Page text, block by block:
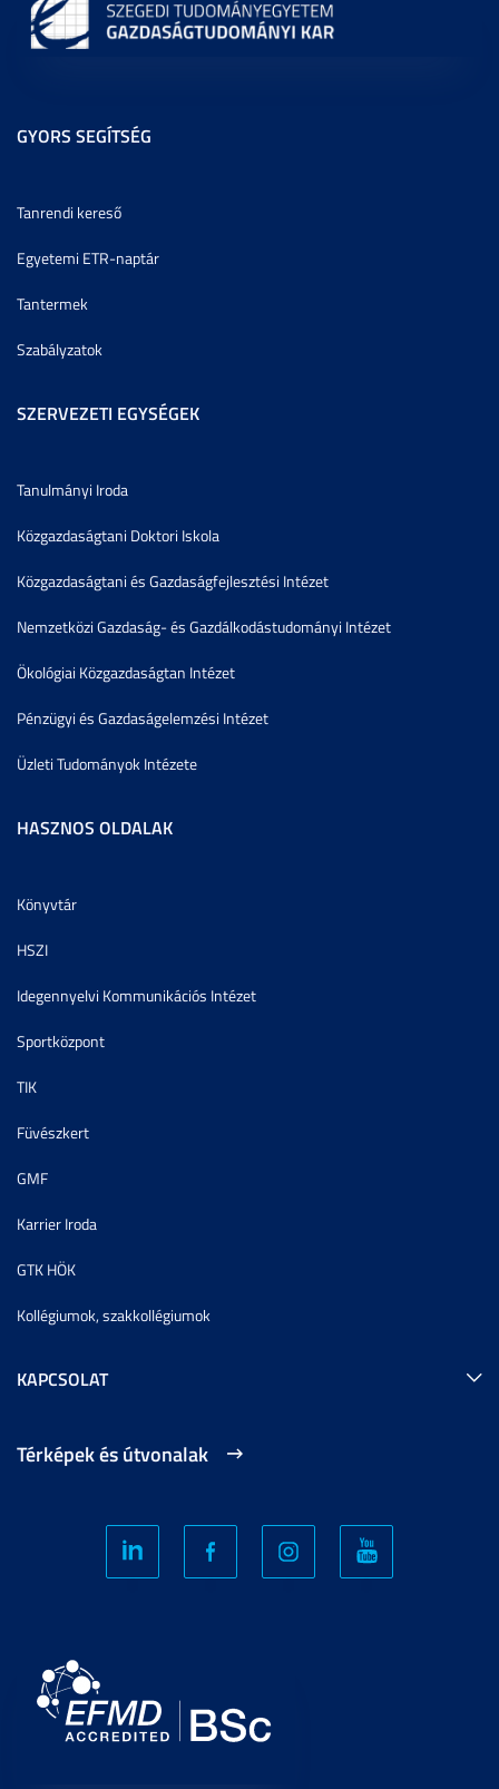
GYORS SEGÍTSÉG
Tanrendi kereső
Egyetemi ETR-naptár
Tantermek
Szabályzatok
SZERVEZETI EGYSÉGEK
Tanulmányi Iroda
Közgazdaságtani Doktori Iskola
Közgazdaságtani és Gazdaságfejlesztési Intézet
Nemzetközi Gazdaság- és Gazdálkodástudományi Intézet
Ökológiai Közgazdaságtan Intézet
Pénzügyi és Gazdaságelemzési Intézet
Üzleti Tudományok Intézete
HASZNOS OLDALAK
Könyvtár
HSZI
Idegennyelvi Kommunikációs Intézet
Sportközpont
TIK
Füvészkert
GMF
Karrier Iroda
GTK HÖK
Kollégiumok, szakkollégiumok
KAPCSOLAT
Térképek és útvonalak